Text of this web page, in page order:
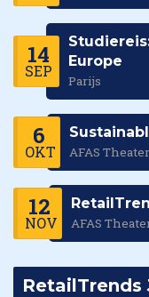
14
SEP
Europe
Parijs
6
OKT AFAS Theater
12
NOV AFAS
RetailTrends